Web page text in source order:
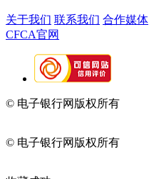
关于我们 联系我们 合作媒体
CFCA官网
© 电子银行网版权所有
© 电子银行网版权所有